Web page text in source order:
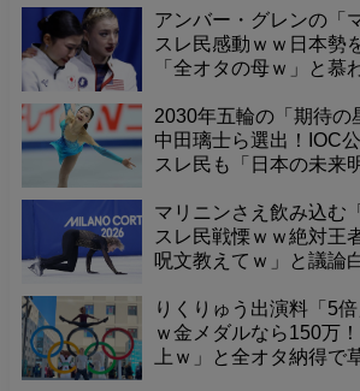
アンバー・グレンの「
スレ民感動ｗｗ日本勢
「全オタの母ｗ」と慕
2030年五輪の「期待の
中田璃士ら選出！IOC
スレ民も「日本の未来
マリニンさえ飲み込む
スレ民戦慄ｗｗ絶対王
呪文教えてｗ」と議論
りくりゅう出演料「5
ｗ金メダルなら150万
上ｗ」と全オタ納得で